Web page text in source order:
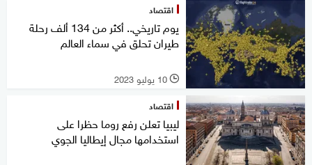
اقتصاد
يوم تاريخي.. أكثر من 134 ألف رحلة
طيران تحلق في سماء العالم
l 10 يوليو 2023
اقتصاد
ليبيا تعلن رفع روما حظرا على
استخدامها مجال إيطاليا الجوي